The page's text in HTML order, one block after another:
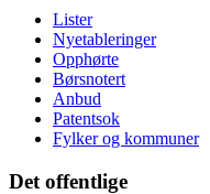
Lister
Nyetableringer
Opphørte
Børsnotert
Anbud
Patentsok
Fylker og kommuner
Det offentlige